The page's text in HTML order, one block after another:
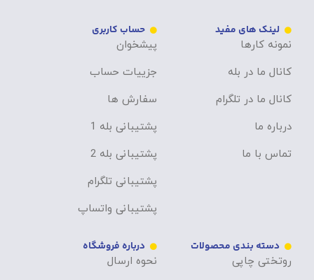
لینک های مفید
نمونه کارها
کانال ما در بله
کانال ما در تلگرام
درباره ما
تماس با ما
حساب کاربری
پیشخوان
جزییات حساب
سفارش ها
پشتیبانی بله 1
پشتیبانی بله 2
پشتیبانی تلگرام
پشتیبانی واتساپ
دسته بندی محصولات
روتختی چاپی
درباره فروشگاه
نحوه ارسال